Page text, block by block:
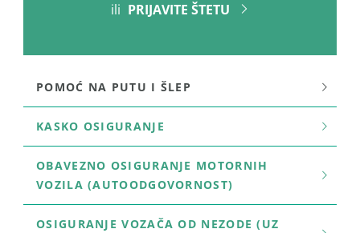
ili PRIJAVITE ŠTETU
POMOĆ NA PUTU I ŠLEP
KASKO OSIGURANJE
OBAVEZNO OSIGURANJE MOTORNIH
VOZILA (AUTOODGOVORNOST)
OSIGURANJE VOZAČA OD NEZODE (UZ